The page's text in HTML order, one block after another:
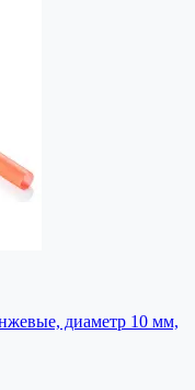
диаметр 10 мм,